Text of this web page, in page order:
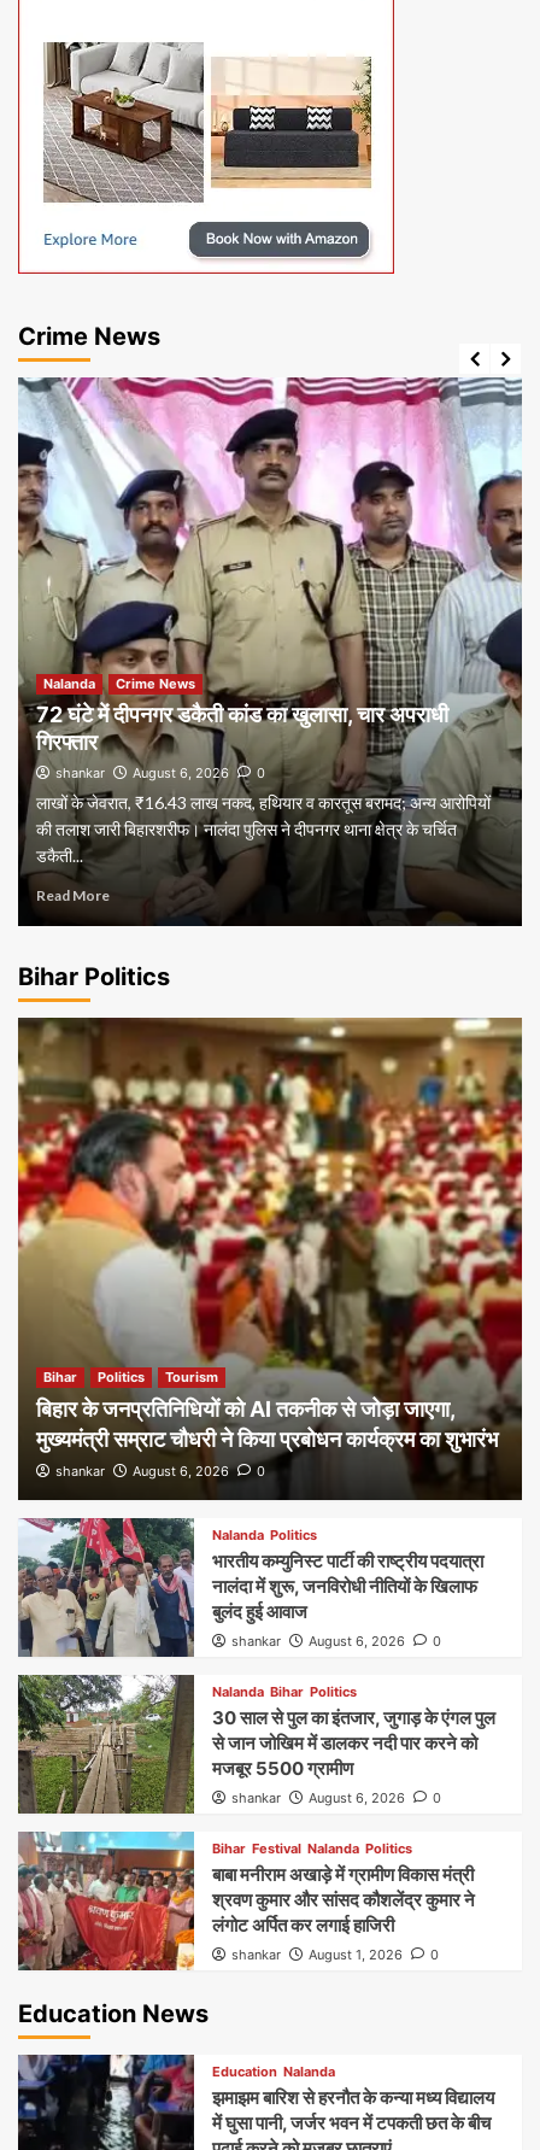
Crime News
Nalanda Crime News
72 घंटे में दीपनगर डकैती कांड का खुलासा, चार अपराधी
गिरफ्तार
shankar August 6, 2026 0
लाखों के जेवरात, ₹16.43 लाख नकद, हथियार व कारतूस बरामद; अन्य आरोपियों
की तलाश जारी बिहारशरीफ। नालंदा पुलिस ने दीपनगर थाना क्षेत्र के चर्चित
डकैती...
Read More
Bihar Politics
Bihar Politics Tourism
बिहार के जनप्रतिनिधियों को AI तकनीक से जोड़ा जाएगा,
मुख्यमंत्री सम्राट चौधरी ने किया प्रबोधन कार्यक्रम का शुभारंभ
shankar August 6, 2026 0
Nalanda Politics
भारतीय कम्युनिस्ट पार्टी की राष्ट्रीय पदयात्रा
नालंदा में शुरू, जनविरोधी नीतियों के खिलाफ
बुलंद हुई आवाज
shankar August 6, 2026 0
Nalanda Bihar Politics
30 साल से पुल का इंतजार, जुगाड़ के एंगल पुल
से जान जोखिम में डालकर नदी पार करने को
मजबूर 5500 ग्रामीण
shankar August 6, 2026 0
Bihar Festival Nalanda Politics
बाबा मनीराम अखाड़े में ग्रामीण विकास मंत्री
श्रवण कुमार और सांसद कौशलेंद्र कुमार ने
लंगोट अर्पित कर लगाई हाजिरी
shankar August 1, 2026 0
Education News
Education Nalanda
झमाझम बारिश से हरनौत के कन्या मध्य विद्यालय
में घुसा पानी, जर्जर भवन में टपकती छत के बीच